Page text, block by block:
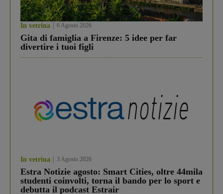
In vetrina 6 Agosto 2026
Gita di famiglia a Firenze: 5 idee per far
divertire i tuoi figli
In vetrina 3 Agosto 2026
Estra Notizie agosto: Smart Cities, oltre 44mila
studenti coinvolti, torna il bando per lo sport e
debutta il podcast Estrair